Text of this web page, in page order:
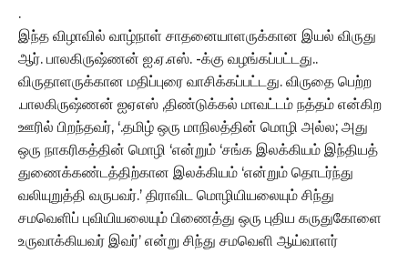
.
இந்த விழாவில் வாழ்நாள் சாதனையாளருக்கான இயல் விருது
ஆர். பாலகிருஷ்ணன் ஐ.ஏ.எஸ். -க்கு வழங்கப்பட்டது..
விருதாளருக்கான மதிப்புரை வாசிக்கப்பட்டது. விருதை பெற்ற
.பாலகிருஷ்ணன் ஐஏஎஸ் ,திண்டுக்கல் மாவட்டம் நத்தம் என்கிற
ஊரில் பிறந்தவர், ‘.தமிழ் ஒரு மாநிலத்தின் மொழி அல்ல; அது
ஒரு நாகரிகத்தின் மொழி ‘என்றும் ‘சங்க இலக்கியம் இந்தியத்
துணைக்கண்டத்திற்கான இலக்கியம் ‘என்றும் தொடர்ந்து
வலியுறுத்தி வருபவர்.’ திராவிட மொழியியலையும் சிந்து
சமவெளிப் புவியியலையும் பிணைத்து ஒரு புதிய கருதுகோளை
உருவாக்கியவர் இவர்’ என்று சிந்து சமவெளி ஆய்வாளர்